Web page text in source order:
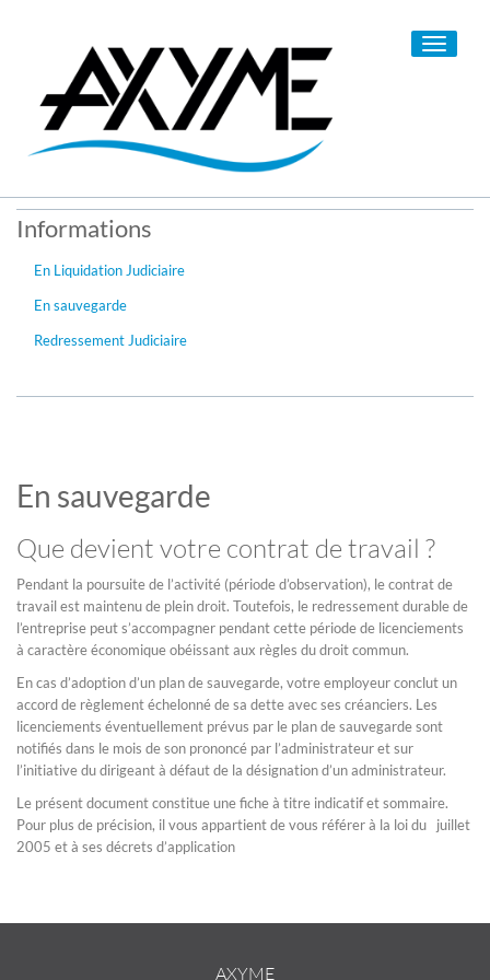
Toggle
Informations
En Liquidation Judiciaire
En sauvegarde
Redressement Judiciaire
En sauvegarde
Que devient votre contrat de travail ?
Pendant la poursuite de l’activité (période d’observation), le contrat de
travail est maintenu de plein droit. Toutefois, le redressement durable de
l’entreprise peut s’accompagner pendant cette période de licenciements
à caractère économique obéissant aux règles du droit commun.
En cas d’adoption d’un plan de sauvegarde, votre employeur conclut un
accord de règlement échelonné de sa dette avec ses créanciers. Les
licenciements éventuellement prévus par le plan de sauvegarde sont
notifiés dans le mois de son prononcé par l’administrateur et sur
l’initiative du dirigeant à défaut de la désignation d’un administrateur.
Le présent document constitue une fiche à titre indicatif et sommaire.
Pour plus de précision, il vous appartient de vous référer à la loi du juillet
2005 et à ses décrets d’application
AXYME